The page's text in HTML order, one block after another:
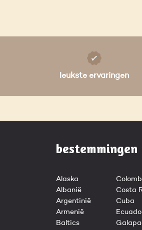
leukste ervaringen
bestemmingen
Alaska
Albanië
Argentinië
Armenië
Baltics
Costa
Cuba